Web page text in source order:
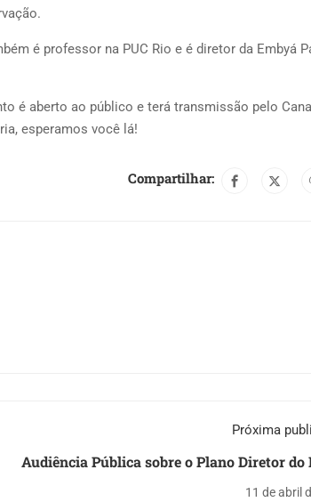
é professor na PUC Rio e é diretor da Embyá
é aberto ao público e terá transmissão pelo
esperamos você lá!
Compartilhar:
Próxima
Audiência Pública sobre o Plano Diretor do
11 de abril